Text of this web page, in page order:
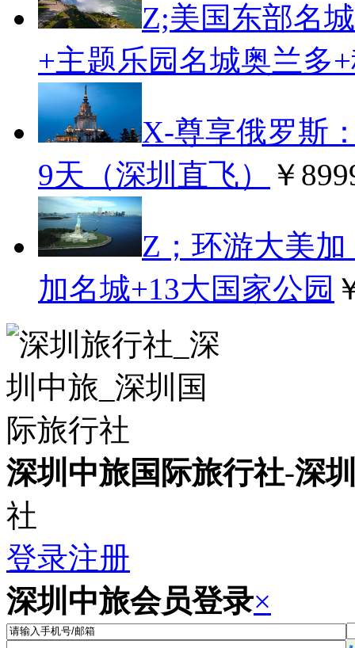
Z;美国东部名
+主题乐园名城奥兰多
X-尊享俄罗斯
9天（深圳直飞）
￥
Z；环游大美
加名城+13大国家公园
深圳中旅国际旅行社-深
社
登录注册
深圳中旅会员登录×